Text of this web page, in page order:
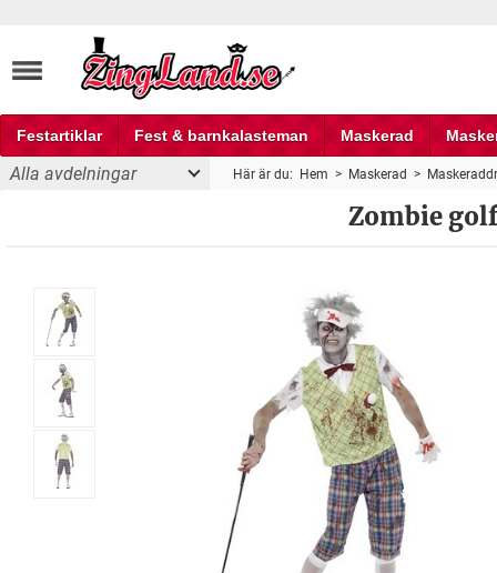
Festartiklar Fest & barnkalasteman Maskerad
Fest och partyprylar
Alla avdelningar Här är du: Hem > Maskerad >
Zombie